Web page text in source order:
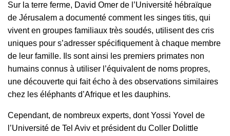
Sur la terre ferme, David Omer de l’Université hébraïque
de Jérusalem a documenté comment les singes titis, qui
vivent en groupes familiaux très soudés, utilisent des cris
uniques pour s’adresser spécifiquement à chaque membre
de leur famille. Ils sont ainsi les premiers primates non
humains connus à utiliser l’équivalent de noms propres,
une découverte qui fait écho à des observations similaires
chez les éléphants d’Afrique et les dauphins.
Cependant, de nombreux experts, dont Yossi Yovel de
l’Université de Tel Aviv et président du Coller Dolittle